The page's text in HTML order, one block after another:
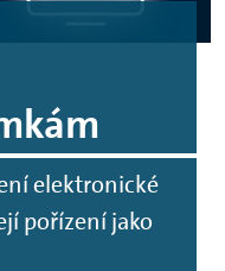
elektronické
pořízení jako